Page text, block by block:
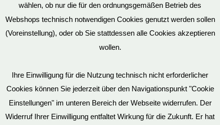
Vertrag widerrufen
Impressum
wählen, ob nur die für den ordnungsgemäßen Betrieb des
Webshops technisch notwendigen Cookies genutzt werden sollen
(Voreinstellung), oder ob Sie stattdessen alle Cookies akzeptieren
wollen.
Ihre Einwilligung für die Nutzung technisch nicht erforderlicher
Cookies können Sie jederzeit über den Navigationspunkt "Cookie
Einstellungen" im unteren Bereich der Webseite widerrufen. Der
Widerruf Ihrer Einwilligung entfaltet Wirkung für die Zukunft. Er hat